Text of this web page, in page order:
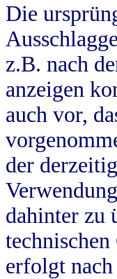
Die
z.B. nach
anzeigen
auch vor,
der
dahinter zu
erfolgt nach